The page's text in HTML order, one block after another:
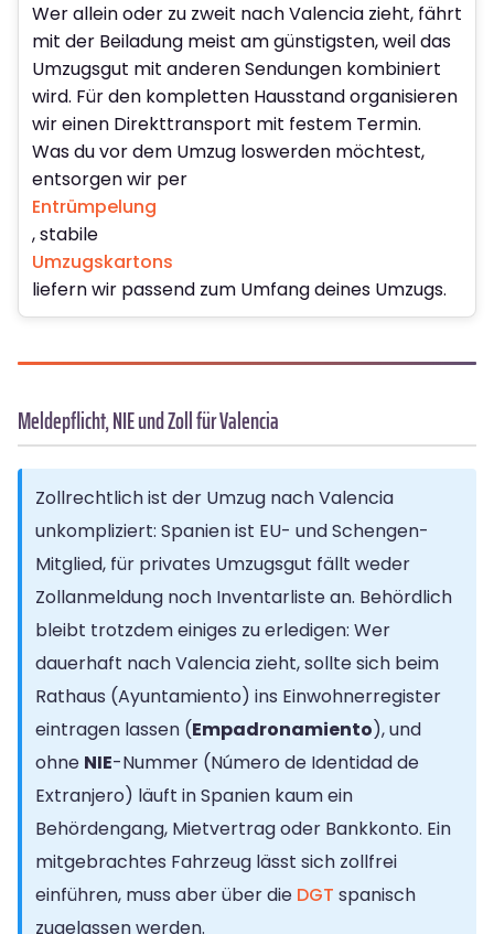
Wer allein oder zu zweit nach Valencia zieht, fährt
mit der Beiladung meist am günstigsten, weil das
Umzugsgut mit anderen Sendungen kombiniert
wird. Für den kompletten Hausstand organisieren
wir einen Direkttransport mit festem Termin.
Was du vor dem Umzug loswerden möchtest,
entsorgen wir per
Entrümpelung
, stabile
Umzugskartons
liefern wir passend zum Umfang deines Umzugs.
Meldepflicht, NIE und Zoll für Valencia
Zollrechtlich ist der Umzug nach Valencia
unkompliziert: Spanien ist EU- und Schengen-
Mitglied, für privates Umzugsgut fällt weder
Zollanmeldung noch Inventarliste an. Behördlich
bleibt trotzdem einiges zu erledigen: Wer
dauerhaft nach Valencia zieht, sollte sich beim
Rathaus (Ayuntamiento) ins Einwohnerregister
eintragen lassen (Empadronamiento), und
ohne NIE-Nummer (Número de Identidad de
Extranjero) läuft in Spanien kaum ein
Behördengang, Mietvertrag oder Bankkonto. Ein
mitgebrachtes Fahrzeug lässt sich zollfrei
einführen, muss aber über die DGT spanisch
zugelassen werden.